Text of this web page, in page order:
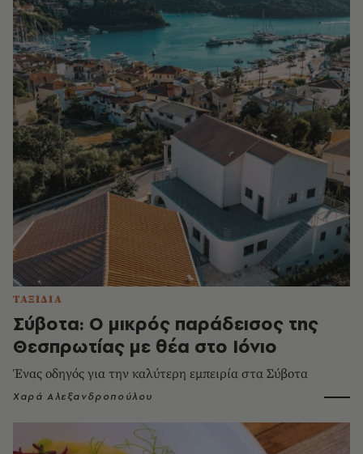
ΤΑΞΙΔΙΑ
Σύβοτα: Ο μικρός παράδεισος της
Θεσπρωτίας με θέα στο Ιόνιο
Ένας οδηγός για την καλύτερη εμπειρία στα Σύβοτα
Χαρά Αλεξανδροπούλου